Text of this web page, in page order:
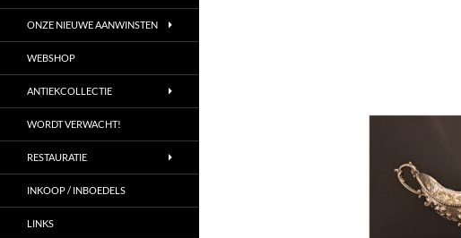
ONZE NIEUWE AANWINSTEN
WEBSHOP
ANTIEKCOLLECTIE
WORDT VERWACHT!
RESTAURATIE
INKOOP / INBOEDELS
LINKS